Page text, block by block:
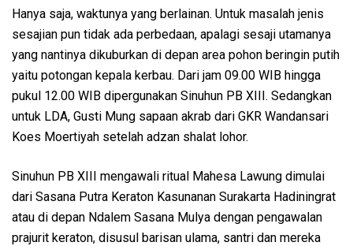
Hanya saja, waktunya yang berlainan. Untuk masalah jenis
sesajian pun tidak ada perbedaan, apalagi sesaji utamanya
yang nantinya dikuburkan di depan area pohon beringin putih
yaitu potongan kepala kerbau. Dari jam 09.00 WIB hingga
pukul 12.00 WIB dipergunakan Sinuhun PB XIII. Sedangkan
untuk LDA, Gusti Mung sapaan akrab dari GKR Wandansari
Koes Moertiyah setelah adzan shalat lohor.
Sinuhun PB XIII mengawali ritual Mahesa Lawung dimulai
dari Sasana Putra Keraton Kasunanan Surakarta Hadiningrat
atau di depan Ndalem Sasana Mulya dengan pengawalan
prajurit keraton, disusul barisan ulama, santri dan mereka